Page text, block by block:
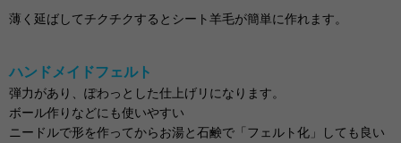
薄く延ばしてチクチクするとシート羊毛が簡単に作れます。
ハンドメイドフェルト
弾力があり、ぽわっとした仕上げリになります。
ボール作りなどにも使いやすい
ニードルで形を作ってからお湯と石鹸で「フェルト化」しても良い